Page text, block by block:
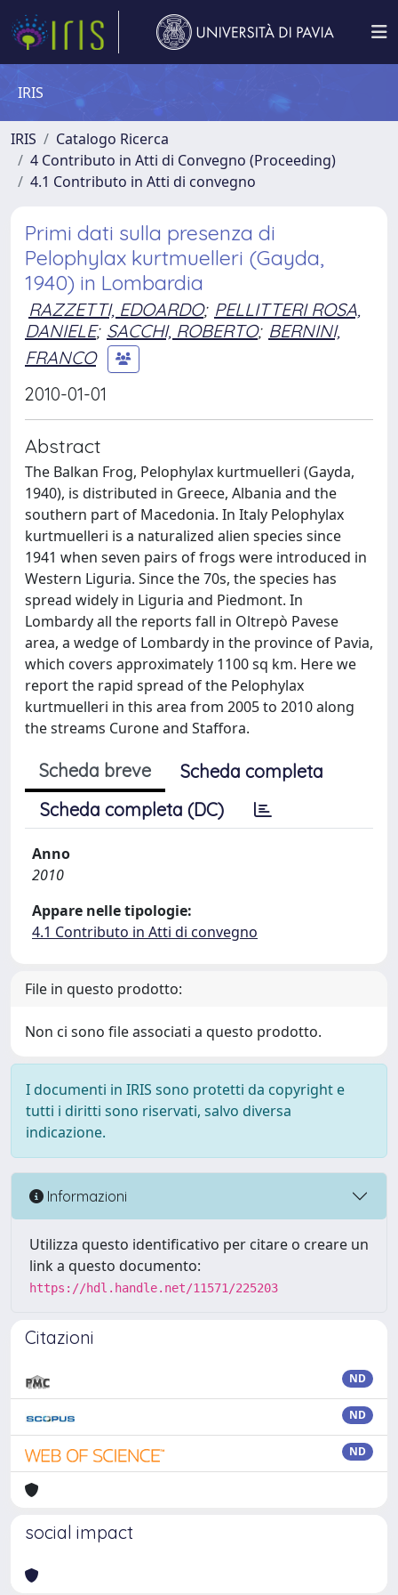
IRIS
IRIS
Catalogo Ricerca
4 Contributo in Atti di Convegno (Proceeding)
4.1 Contributo in Atti di convegno
Primi dati sulla presenza di
Pelophylax kurtmuelleri (Gayda,
1940) in Lombardia
RAZZETTI, EDOARDO; PELLITTERI ROSA,
DANIELE; SACCHI, ROBERTO; BERNINI,
FRANCO
2010-01-01
Abstract
The Balkan Frog, Pelophylax kurtmuelleri (Gayda,
1940), is distributed in Greece, Albania and the
southern part of Macedonia. In Italy Pelophylax
kurtmuelleri is a naturalized alien species since
1941 when seven pairs of frogs were introduced in
Western Liguria. Since the 70s, the species has
spread widely in Liguria and Piedmont. In
Lombardy all the reports fall in Oltrepò Pavese
area, a wedge of Lombardy in the province of Pavia,
which covers approximately 1100 sq km. Here we
report the rapid spread of the Pelophylax
kurtmuelleri in this area from 2005 to 2010 along
the streams Curone and Staffora.
Scheda breve
Scheda completa
Scheda completa (DC)
Anno
2010
Appare nelle tipologie:
4.1 Contributo in Atti di convegno
File in questo prodotto:
Non ci sono file associati a questo prodotto.
I documenti in IRIS sono protetti da copyright e
tutti i diritti sono riservati, salvo diversa
indicazione.
Informazioni
Utilizza questo identificativo per citare o creare un
link a questo documento:
https://hdl.handle.net/11571/225203
Citazioni
ND
ND
ND
social impact